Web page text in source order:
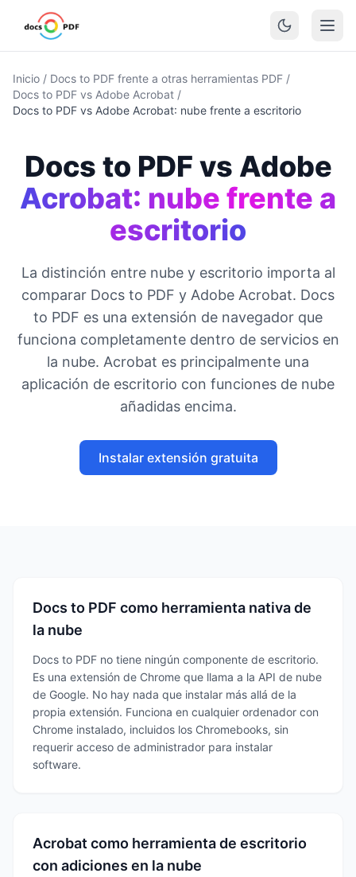
Inicio / Docs to PDF frente a otras herramientas PDF /
Docs to PDF vs Adobe Acrobat /
Docs to PDF vs Adobe Acrobat: nube frente a escritorio
Docs to PDF vs Adobe
Acrobat: nube frente a
escritorio
La distinción entre nube y escritorio importa al
comparar Docs to PDF y Adobe Acrobat. Docs
to PDF es una extensión de navegador que
funciona completamente dentro de servicios en
la nube. Acrobat es principalmente una
aplicación de escritorio con funciones de nube
añadidas encima.
Instalar extensión gratuita
Docs to PDF como herramienta nativa de
la nube
Docs to PDF no tiene ningún componente de escritorio.
Es una extensión de Chrome que llama a la API de nube
de Google. No hay nada que instalar más allá de la
propia extensión. Funciona en cualquier ordenador con
Chrome instalado, incluidos los Chromebooks, sin
requerir acceso de administrador para instalar
software.
Acrobat como herramienta de escritorio
con adiciones en la nube